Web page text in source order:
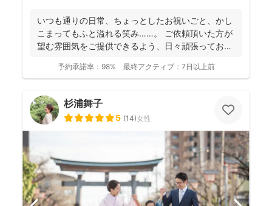
いつも通りの日常、ちょっとしたお祝いごと、かし
こまってもふと溢れる笑み……。 ご依頼頂いた方が
望む雰囲気をご提供できるよう、日々頑張っており
予約承諾率： 98% 最終アクティブ： 7日以上前
杉浦舞子
5 (14)女性